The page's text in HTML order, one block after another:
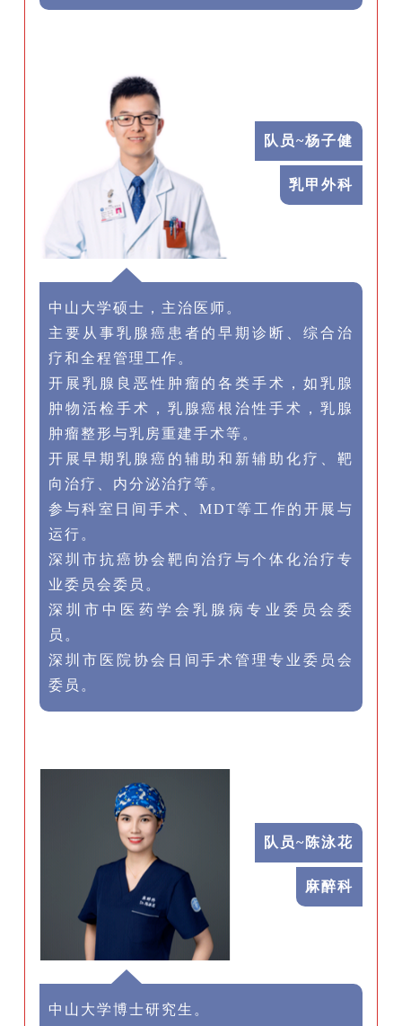
队员~杨子健
乳甲外科
中山大学硕士，主治医师。
主要从事乳腺癌患者的早期诊断、综合治
疗和全程管理工作。
开展乳腺良恶性肿瘤的各类手术，如乳腺
肿物活检手术，乳腺癌根治性手术，乳腺
肿瘤整形与乳房重建手术等。
开展早期乳腺癌的辅助和新辅助化疗、靶
向治疗、内分泌治疗等。
参与科室日间手术、MDT等工作的开展与
运行。
深圳市抗癌协会靶向治疗与个体化治疗专
业委员会委员。
深圳市中医药学会乳腺病专业委员会委
员。
深圳市医院协会日间手术管理专业委员会
委员。
队员~陈泳花
麻醉科
中山大学博士研究生。